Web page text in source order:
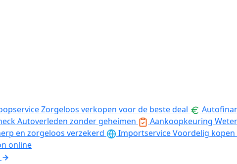
Zorgeloos verkopen voor de beste deal
Autoverleden zonder geheimen Aankoopkeuring
en zorgeloos verzekerd ImportserviceVoordelig
online